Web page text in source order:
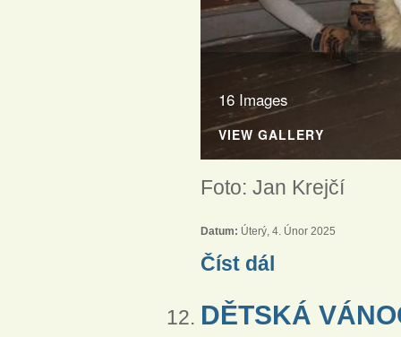
16 Images
VIEW GALLERY
Foto: Jan Krejčí
Datum: Úterý, 4. Únor 2025
Číst dál
DĚTSKÁ